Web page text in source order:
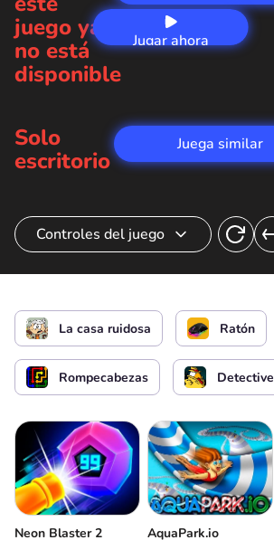
Jugar ahora
juego ya
no está
disponible
Solo
escritorio
Juega similar
Controles del juego
Interract o
La casa ruidosa Ratón
Rompecabezas Detective
Neon Blaster 2 AquaPark.io